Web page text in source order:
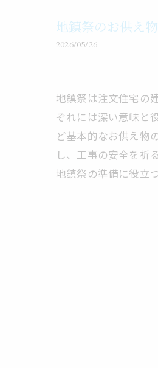
地鎮祭のお供え
2026/05/26
地鎮祭は注文住宅の
ぞれには深い意味と
ど基本的なお供え物
し、工事の安全を祈
地鎮祭の準備に役立